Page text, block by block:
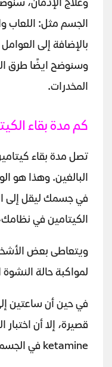
وعلاج الإدمان،
الجسم مثل: اللعاب
بالإضافة إلى
وسنوضح ايضًا طرق
المخدرات.
كم مدة بقاء
البالغين. وهذا هو
في جسمك ليقل إلى
الكيتامين في
ويتعاطى بعض
لمواكبة حالة
قصيرة، إلا أن
ketamine في الجسم لفترة أطول بكثير.